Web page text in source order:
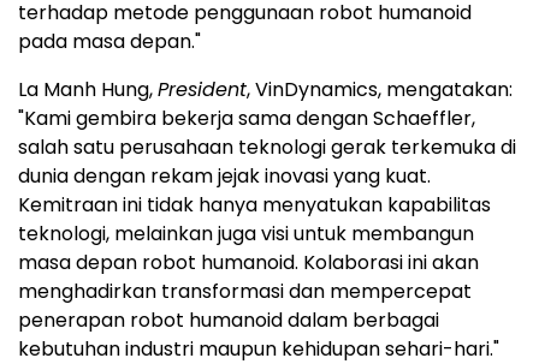
terhadap metode penggunaan robot humanoid
pada masa depan."
La Manh Hung,President, VinDynamics, mengatakan:
"Kami gembira bekerja sama dengan Schaeffler,
salah satu perusahaan teknologi gerak terkemuka di
dunia dengan rekam jejak inovasi yang kuat.
Kemitraan ini tidak hanya menyatukan kapabilitas
teknologi, melainkan juga visi untuk membangun
masa depan robot humanoid. Kolaborasi ini akan
menghadirkan transformasi dan mempercepat
penerapan robot humanoid dalam berbagai
kebutuhan industri maupun kehidupan sehari-hari."